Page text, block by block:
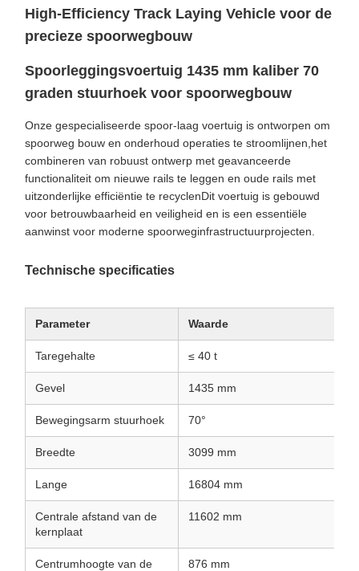
High-Efficiency Track Laying Vehicle voor de
precieze spoorwegbouw
Spoorleggingsvoertuig 1435 mm kaliber 70
graden stuurhoek voor spoorwegbouw
Onze gespecialiseerde spoor-laag voertuig is ontworpen om
spoorweg bouw en onderhoud operaties te stroomlijnen,het
combineren van robuust ontwerp met geavanceerde
functionaliteit om nieuwe rails te leggen en oude rails met
uitzonderlijke efficiëntie te recyclenDit voertuig is gebouwd
voor betrouwbaarheid en veiligheid en is een essentiële
aanwinst voor moderne spoorweginfrastructuurprojecten.
Technische specificaties
Parameter Waarde
Taregehalte ≤ 40 t
Gevel 1435 mm
Bewegingsarm stuurhoek 70°
Breedte 3099 mm
Lange 16804 mm
Centrale afstand van de
kernplaat
11602 mm
Centrumhoogte van de 876 mm